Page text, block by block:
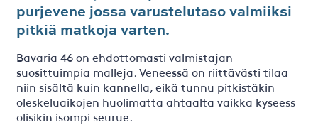
purjevene jossa varustelutaso valmiiksi
pitkiä matkoja varten.
Bavaria 46 on ehdottomasti valmistajan
suosittuimpia malleja. Veneessä on riittävästi tilaa
niin sisältä kuin kannella, eikä tunnu pitkistäkin
oleskeluaikojen huolimatta ahtaalta vaikka kyseess
olisikin isompi seurue.